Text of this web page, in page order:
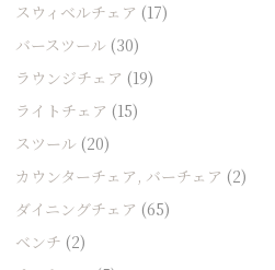
テーブル
ソファー
ビーズクッション
ソファ
デスク
スウィベルチェア (17)
バースツール (30)
ラウンジチェア (19)
ライトチェア (15)
スツール (20)
カウンターチェア, バーチェア (2)
ダイニングチェア (65)
ベンチ (2)